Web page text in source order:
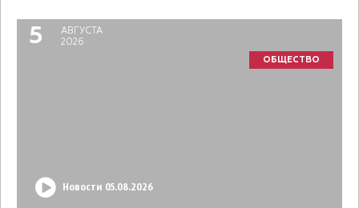
5
АВГУСТА
2026
ОБЩЕСТВО
Новости 05.08.2026